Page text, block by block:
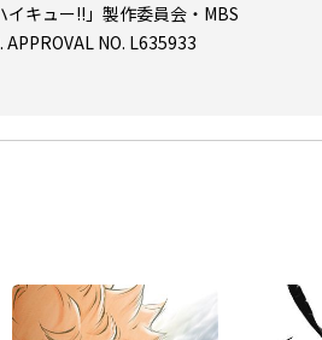
キュー!!」製作委員会・MBS
NO. L635933